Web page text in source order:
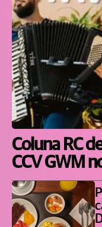
Coluna RC
CCV GWM